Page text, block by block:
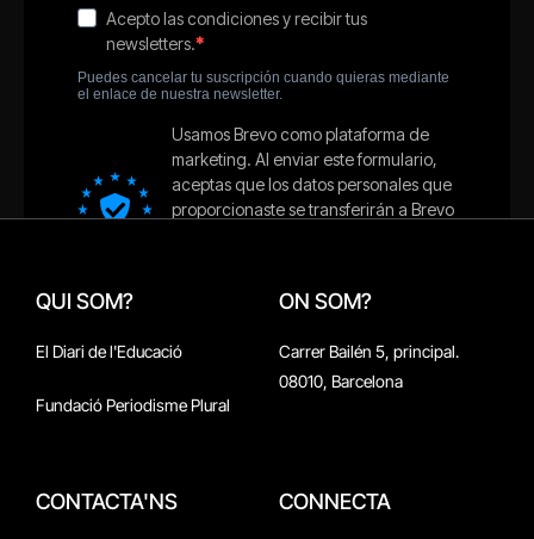
QUI SOM?
El Diari de l'Educació
Fundació Periodisme Plural
ON SOM?
Carrer Bailén 5, principal.
08010, Barcelona
CONTACTA'NS CONNECTA